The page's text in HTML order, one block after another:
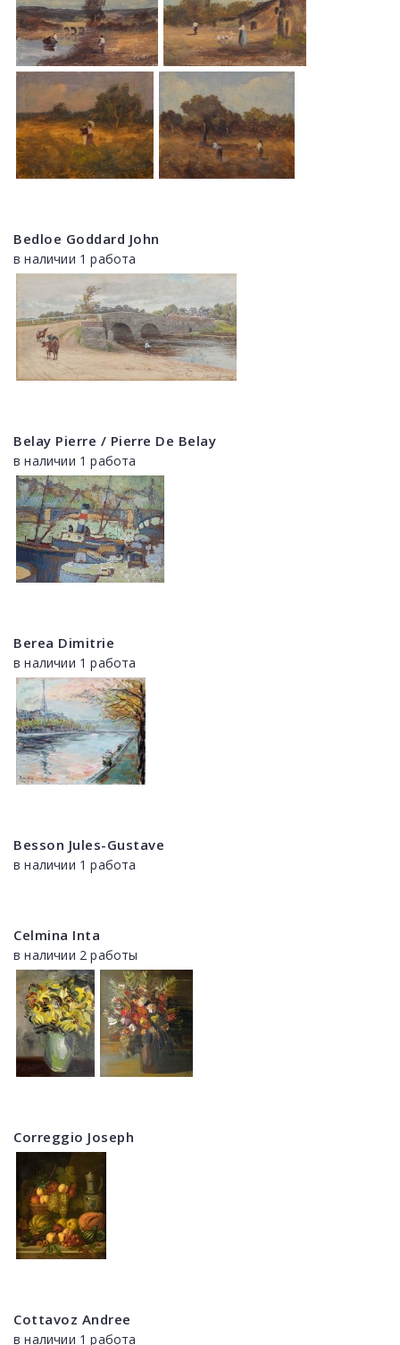
Bedloe Goddard John
в наличии 1 работа
Belay Pierre / Pierre De Belay
в наличии 1 работа
Berea Dimitrie
в наличии 1 работа
Besson Jules-Gustave
в наличии 1 работа
Celmina Inta
в наличии 2 работы
Correggio Joseph
Cottavoz Andree
в наличии 1 работа